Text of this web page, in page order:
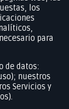
los
para
de datos:
nuestros
Servicios y